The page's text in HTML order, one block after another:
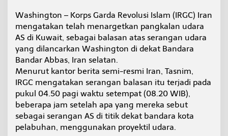
t
a
n
P
a
g
k
a
a
U
Washington – Korps Garda Revolusi Islam (IRGC) Iran
mengatakan telah menargetkan pangkalan udara
AS di Kuwait, sebagai balasan atas serangan udara
yang dilancarkan Washington di dekat Bandara
Bandar Abbas, Iran selatan.
Menurut kantor berita semi-resmi Iran, Tasnim,
IRGC mengatakan serangan balasan itu terjadi pada
pukul 04.50 pagi waktu setempat (08.20 WIB),
beberapa jam setelah apa yang mereka sebut
sebagai serangan AS di titik dekat bandara kota
pelabuhan, menggunakan proyektil udara.